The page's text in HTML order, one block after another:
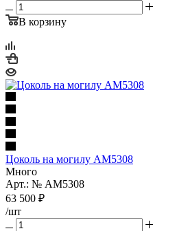
В корзину
Цоколь на могилу AM5308
Много
Арт.: № AM5308
63 500 ₽
/шт